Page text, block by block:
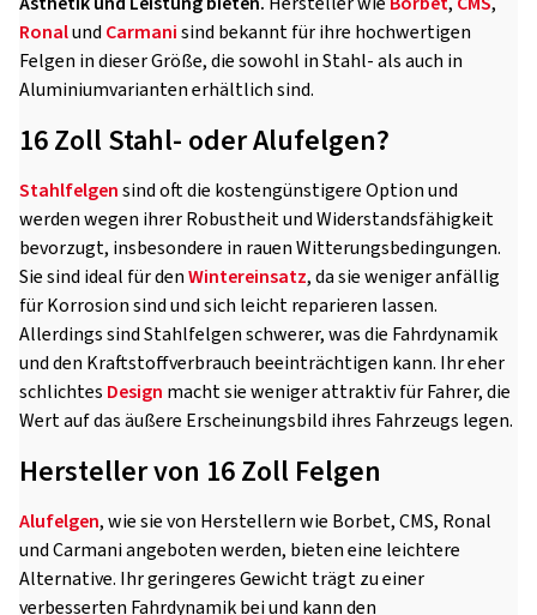
Ronalund Carmanisind bekannt für ihre hochwertigen
Felgen in dieser Größe, die sowohl in Stahl- als auch in
Aluminiumvarianten erhältlich sind.
16 Zoll Stahl- oder Alufelgen?
Stahlfelgensind oft die kostengünstigere Option und
werden wegen ihrer Robustheit und Widerstandsfähigkeit
bevorzugt, insbesondere in rauen Witterungsbedingungen.
Sie sind ideal für denWintereinsatz, da sie weniger anfällig
für Korrosion sind und sich leicht reparieren lassen.
Allerdings sind Stahlfelgen schwerer, was die Fahrdynamik
und den Kraftstoffverbrauch beeinträchtigen kann. Ihr eher
schlichtes Design macht sie weniger attraktiv für Fahrer, die
Wert auf das äußere Erscheinungsbild ihres Fahrzeugs legen.
Hersteller von 16 Zoll Felgen
Alufelgen, wie sie von Herstellern wie Borbet, CMS, Ronal
und Carmani angeboten werden, bieten eine leichtere
Alternative. Ihr geringeres Gewicht trägt zu einer
verbesserten Fahrdynamik bei und kann den